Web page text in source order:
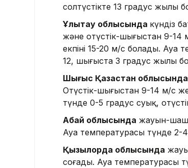
солтүстікте 13 градус жылы
Ұлытау облысында күндіз
және оңтүстік-шығыстан 9-
екпіні 15-20 м/с болады. Ауа
12, шығыста 3 градус жылы
Шығыс Қазақстан облысында
Оңтүстік-шығыстан 9-14 м/с
түнде 0-5 градус суық,
Абай облысында жауын-
Ауа температурасы түнде 2-
Қызылорда облысында
соғады. Ауа температурасы